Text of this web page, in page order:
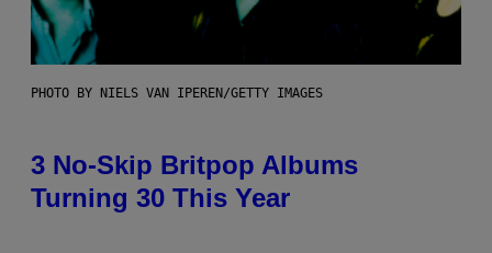
PHOTO BY NIELS VAN IPEREN/GETTY IMAGES
3 No-Skip Britpop Albums
Turning 30 This Year